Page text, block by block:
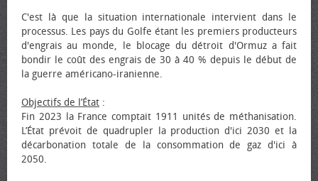
C'est là que la situation internationale intervient dans le
processus. Les pays du Golfe étant les premiers producteurs
d'engrais au monde, le blocage du détroit d'Ormuz a fait
bondir le coût des engrais de 30 à 40 % depuis le début de
la guerre américano-iranienne.
Objectifs de l’État :
Fin 2023 la France comptait 1911 unités de méthanisation.
L’État prévoit de quadrupler la production d'ici 2030 et la
décarbonation totale de la consommation de gaz d'ici à
2050.